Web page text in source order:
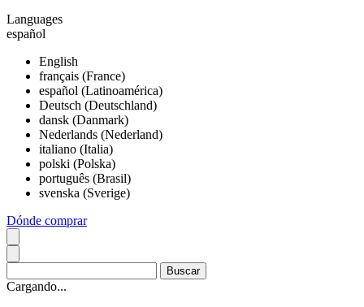
Languages
español
English
français (France)
español (Latinoamérica)
Deutsch (Deutschland)
dansk (Danmark)
Nederlands (Nederland)
italiano (Italia)
polski (Polska)
português (Brasil)
svenska (Sverige)
Dónde comprar
Cargando...